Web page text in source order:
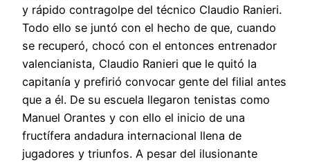
y rápido contragolpe del técnico Claudio Ranieri.
Todo ello se juntó con el hecho de que, cuando
se recuperó, chocó con el entonces entrenador
valencianista, Claudio Ranieri que le quitó la
capitanía y prefirió convocar gente del filial antes
que a él. De su escuela llegaron tenistas como
Manuel Orantes y con ello el inicio de una
fructífera andadura internacional llena de
jugadores y triunfos. A pesar del ilusionante